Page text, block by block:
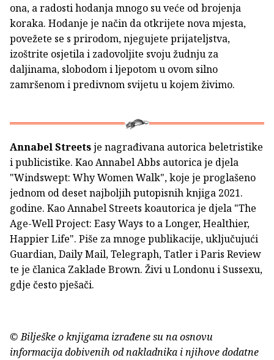
ona, a radosti hodanja mnogo su veće od brojenja
koraka. Hodanje je način da otkrijete nova mjesta,
povežete se s prirodom, njegujete prijateljstva,
izoštrite osjetila i zadovoljite svoju žudnju za
daljinama, slobodom i ljepotom u ovom silno
zamršenom i predivnom svijetu u kojem živimo.
Annabel Streetsje nagrađivana autorica beletristike
i publicistike. Kao Annabel Abbs autorica je djela
"Windswept: Why Women Walk", koje je proglašeno
jednom od deset najboljih putopisnih knjiga 2021.
godine. Kao Annabel Streets koautorica je djela "The
Age-Well Project: Easy Ways to a Longer, Healthier,
Happier Life". Piše za mnoge publikacije, uključujući
Guardian, Daily Mail, Telegraph, Tatler i Paris Review
te je članica Zaklade Brown. Živi u Londonu i Sussexu,
gdje često pješači.
© Bilješke o knjigama izrađene su na osnovu
informacija dobivenih od nakladnika i njihove dodatne